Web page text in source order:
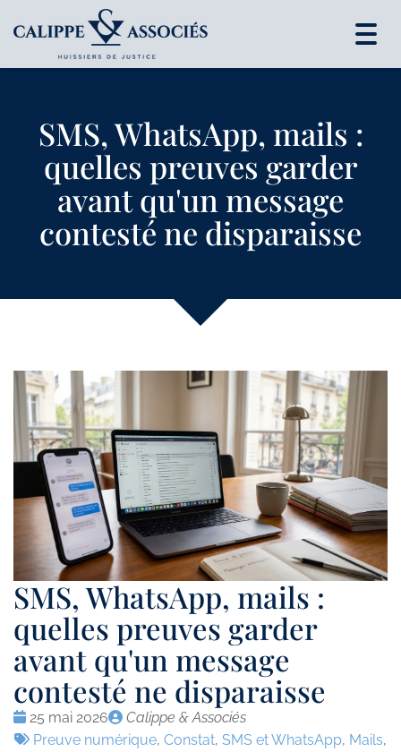
SMS, WhatsApp, mails :
quelles preuves garder
avant qu'un message
contesté ne disparaisse
SMS, WhatsApp, mails :
quelles preuves garder
avant qu'un message
contesté ne disparaisse
Date
:
25 mai 2026
Publié
par
Calippe & Associés
Tags
Preuve numérique, Constat, SMS et WhatsApp, Mails,